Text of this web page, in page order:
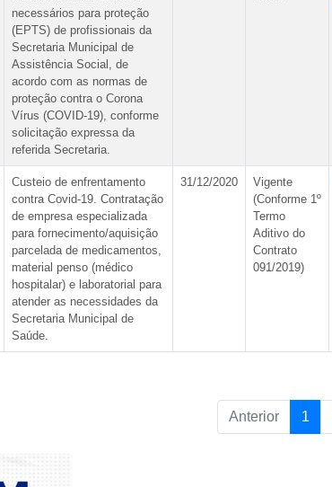
necessários para proteção
(EPTS) de profissionais da
Secretaria Municipal de
Assistência Social, de
acordo com as normas de
proteção contra o Corona
Vírus (COVID-19), conforme
solicitação expressa da
referida Secretaria.
Custeio de enfrentamento
contra Covid-19. Contratação
de empresa especializada
para fornecimento/aquisição
parcelada de medicamentos,
material penso (médico
hospitalar) e laboratorial para
atender as necessidades da
Secretaria Municipal de
Saúde.
31/12/2020
Vigente
(Conforme 1º
Termo
Aditivo do
Contrato
091/2019)
Anterior
1